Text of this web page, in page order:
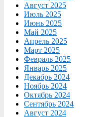
Август 2025
Июль 2025
Июнь 2025
Май 2025
Апрель 2025
Март 2025
Февраль 2025
Январь 2025
Декабрь 2024
Ноябрь 2024
Октябрь 2024
Сентябрь 2024
Август 2024